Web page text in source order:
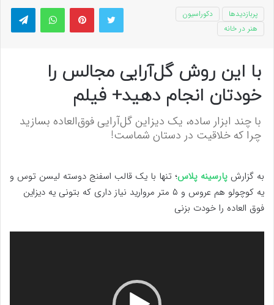
توییتر پینتریستواتس آپ
پربازدیدها
دکوراسیون
هنر در خانه
با این روش گل‌آرایی مجالس را
خودتان انجام دهید+ فیلم
با چند ابزار ساده، یک دیزاین گل‌آرایی فوق‌العاده بسازید
چرا که خلاقیت در دستان شماست!
به گزارش پارسینه پلاس؛ تنها با یک قالب اسفنج دوسته لیسن توس و
یه کوچولو هم عروس و ۵ متر مروارید نیاز داری که بتونی یه دیزاین
فوق العاده را خودت بزنی